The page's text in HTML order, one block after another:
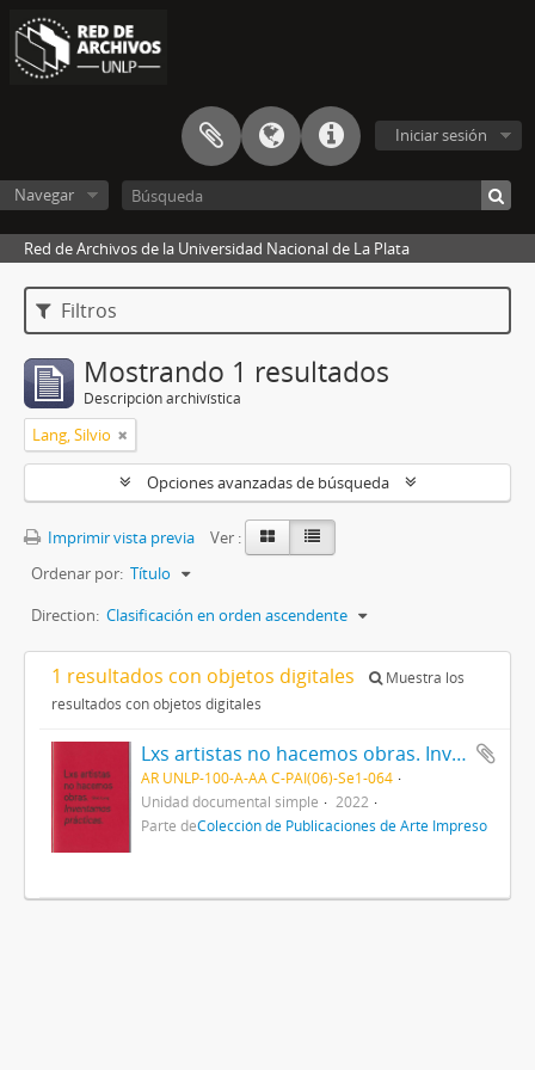
Iniciar sesión
Navegar
Red de Archivos de la Universidad Nacional de La Plata
Filtros
Mostrando 1 resultados
Descripción archivística
Lang, Silvio
Opciones avanzadas de búsqueda
Imprimir vista previa
Ver :
Ordenar por: Título
Direction: Clasificación en orden ascendente
1 resultados con objetos digitales
Muestra los
resultados con objetos digitales
Lxs artistas no hacemos obras. Inventamos prácticas
AR UNLP-100-A-AA C-PAI(06)-Se1-064
Unidad documental simple
2022
Parte deColección de Publicaciones de Arte Impreso